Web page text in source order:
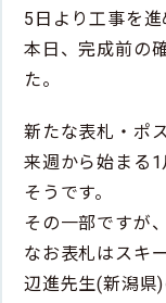
5日より工事を進
本日、完成前の
た。
新たな表札・ポ
来週から始まる
そうです。
その一部ですが
なお表札はスキ
辺進先生(新潟県)